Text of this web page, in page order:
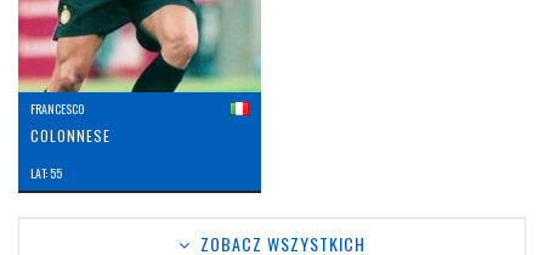
FRANCESCO
COLONNESE
LAT: 55
ZOBACZ WSZYSTKICH